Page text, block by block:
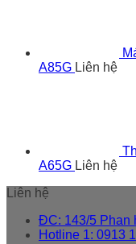
A85G Liên hệ
A65G Liên hệ
Liên hệ
ĐC: 143/5 Phan
Hotline 1: 0913